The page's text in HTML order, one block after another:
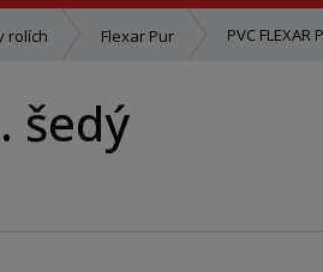
rolích Flexar Pur PVC
šedý